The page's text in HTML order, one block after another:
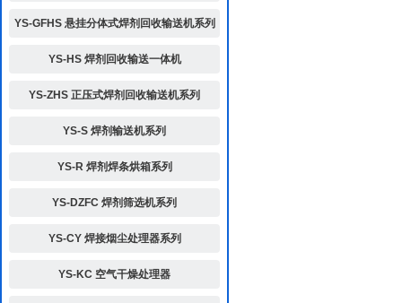
YS-GFHS 悬挂分体式焊剂回收输送机系列
YS-HS 焊剂回收输送一体机
YS-ZHS 正压式焊剂回收输送机系列
YS-S 焊剂输送机系列
YS-R 焊剂焊条烘箱系列
YS-DZFC 焊剂筛选机系列
YS-CY 焊接烟尘处理器系列
YS-KC 空气干燥处理器